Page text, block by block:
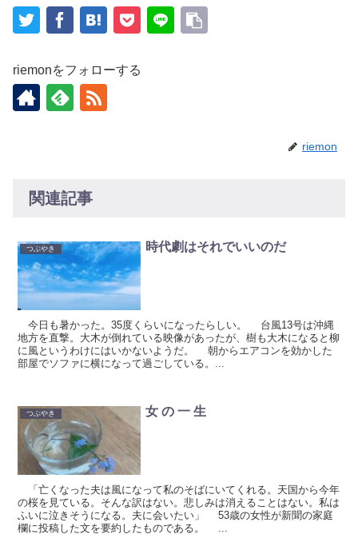
riemonをフォローする
riemon
関連記事
つぶやき 時代劇はそれでいいのだ
今日も暑かった。35度くらいになったらしい。 台風13号は沖縄
地方を直撃。大木が倒れている映像があったが、樹も大木になると柳
に風というわけにはいかないようだ。 朝からエアコンを効かした
部屋でソファに横になって過ごしている。...
つぶやき 女 の 一 生
「亡くなった夫は風になって私のそばにいてくれる。天国から今年
の桜を見ている。そんな訳はない。悲しみは消えることはない。私は
ふいに泣きそうになる。夫に会いたい」 53歳の女性が新聞の家庭
欄に投稿した文を要約したものである。 ...